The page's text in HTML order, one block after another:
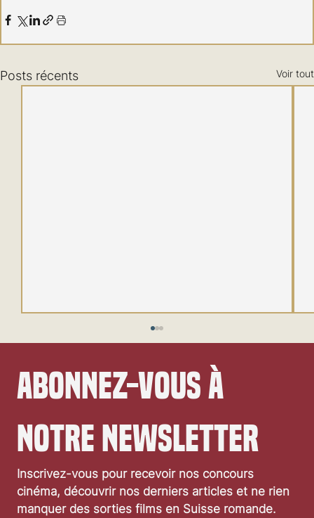
Posts récents Voir tout
Festival de Locarno 2026: Taxi Driver
Abonnez-vous à
notre newsletter
Inscrivez-vous pour recevoir nos concours
cinéma, découvrir nos derniers articles et ne rien
manquer des sorties films en Suisse romande.